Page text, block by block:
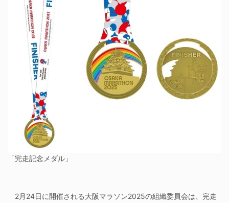
「完走記念メダル」
2月24日に開催される大阪マラソン2025の組織委員会は、完走